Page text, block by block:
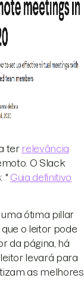
ter relevância
O Slack
" Guia definitivo
ótima pillar
o leitor pode
da página, há
levará para
as melhores